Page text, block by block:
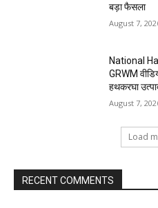
बड़ा फैसला
August 7,
National
GRWM
हथकरघा
August 7,
Load
RECENT COMMENTS